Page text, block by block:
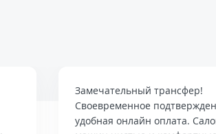
Замечательный трансфер!
Своевременное
удобная онлайн оплата.